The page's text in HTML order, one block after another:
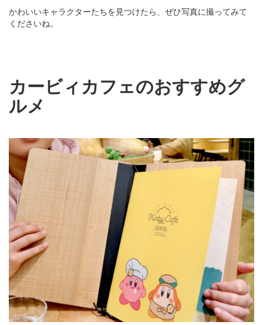
かわいいキャラクターたちを見つけたら、ぜひ写真に撮ってみて
くださいね。
カービィカフェのおすすめグ
ルメ